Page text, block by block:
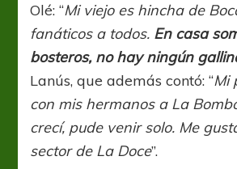
Olé: “Mi viejo es hincha de
fanáticos a todos. En casa
bosteros, no hay ningún
Lanús, que además contó: “Mi
con mis hermanos a La
crecí, pude venir solo. Me
sector de La Doce”.